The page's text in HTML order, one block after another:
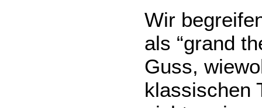
Wir
als “grand
Guss,
klassischen